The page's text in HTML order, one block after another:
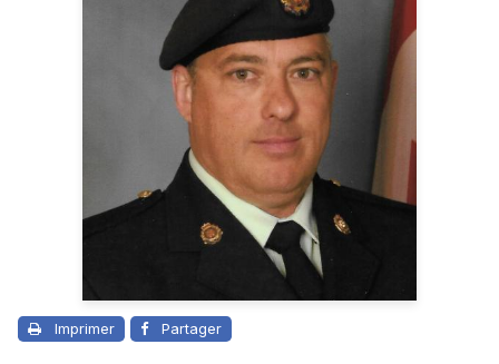
Imprimer Partager